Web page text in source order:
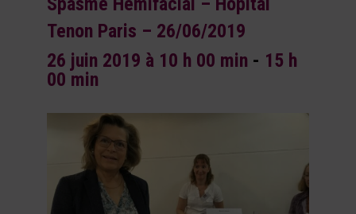
Tenon Paris – 26/06/2019
26 juin 2019 à 10 h 00 min - 15 h
00 min